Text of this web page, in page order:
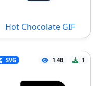
Hot Chocolate GIF
SVG 1.4B 1